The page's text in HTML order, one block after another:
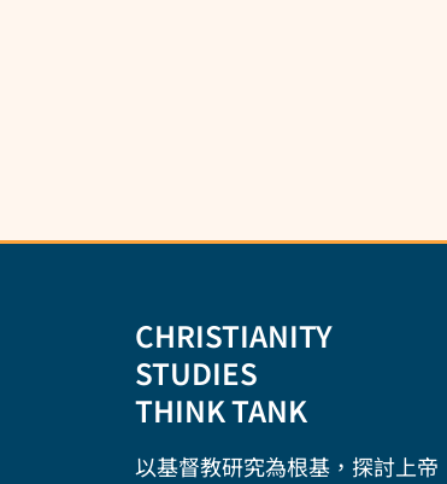
CHRISTIANITY
STUDIES
THINK TANK
以基督教研究為根基，探討上帝